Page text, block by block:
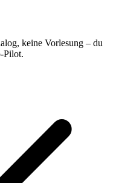
keine Vorlesung – du
Pilot.